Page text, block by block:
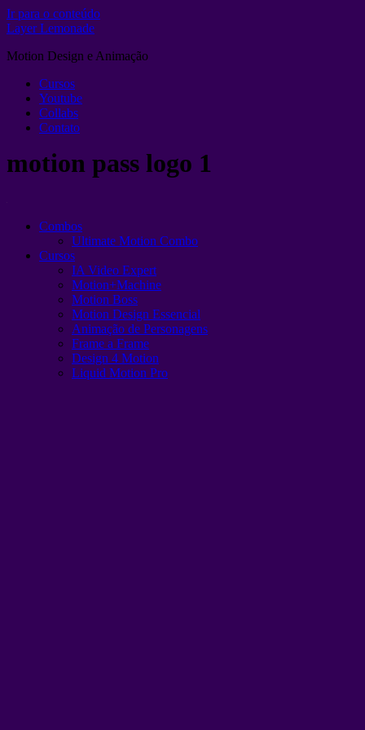
Ir para o conteúdo
Layer Lemonade
Motion Design e Animação
Cursos
Youtube
Collabs
Contato
motion pass logo 1
Combos
Ultimate Motion Combo
Cursos
IA Video Expert
Motion+Machine
Motion Boss
Motion Design Essencial
Animação de Personagens
Frame a Frame
Design 4 Motion
Liquid Motion Pro